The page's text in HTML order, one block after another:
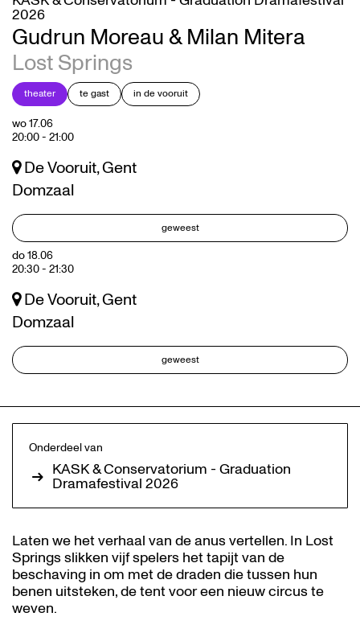
Gudrun Moreau & Milan Mitera
Lost Springs
2026
theater te gast in de vooruit
wo 17.06
20:00- 21:00
De Vooruit, Gent
Domzaal
geweest
do 18.06
20:30- 21:30
De Vooruit, Gent
Domzaal
geweest
Laten we het verhaal van de anus vertellen. In Lost
Springs slikken vijf spelers het tapijt van de
beschaving in om met de draden die tussen hun
benen uitsteken, de tent voor een nieuw circus te
weven.
Onderdeel van
KASK & Conservatorium - Graduation
Dramafestival 2026